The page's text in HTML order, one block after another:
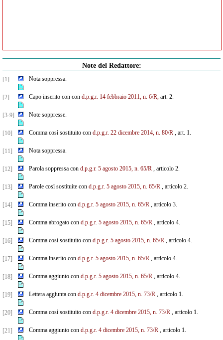
Note del Redattore:
[1] Nota soppressa.
[2] Capo inserito con con d.p.g.r. 14 febbraio 2011, n. 6/R,art. 2.
[3-9] Note soppresse.
[10] Comma così sostituito con d.p.g.r. 22 dicembre 2014, n. 80/R, art. 1.
[11] Nota soppressa.
[12] Parola soppressa con d.p.g.r. 5 agosto 2015, n. 65/R, articolo 2.
[13] Parole così sostituite con d.p.g.r. 5 agosto 2015, n. 65/R, articolo 2.
[14] Comma inserito con d.p.g.r. 5 agosto 2015, n. 65/R, articolo 3.
[15] Comma abrogato con d.p.g.r. 5 agosto 2015, n. 65/R, articolo 4.
[16] Comma così sostituito con d.p.g.r. 5 agosto 2015, n. 65/R, articolo 4.
[17] Comma inserito con d.p.g.r. 5 agosto 2015, n. 65/R, articolo 4.
[18] Comma aggiunto con d.p.g.r. 5 agosto 2015, n. 65/R, articolo 4.
[19] Lettera aggiunta con d.p.g.r. 4 dicembre 2015, n. 73/R, articolo 1.
[20] Comma così sostituito con d.p.g.r. 4 dicembre 2015, n. 73/R, articolo 1.
[21] Comma aggiunto con d.p.g.r. 4 dicembre 2015, n. 73/R, articolo 1.